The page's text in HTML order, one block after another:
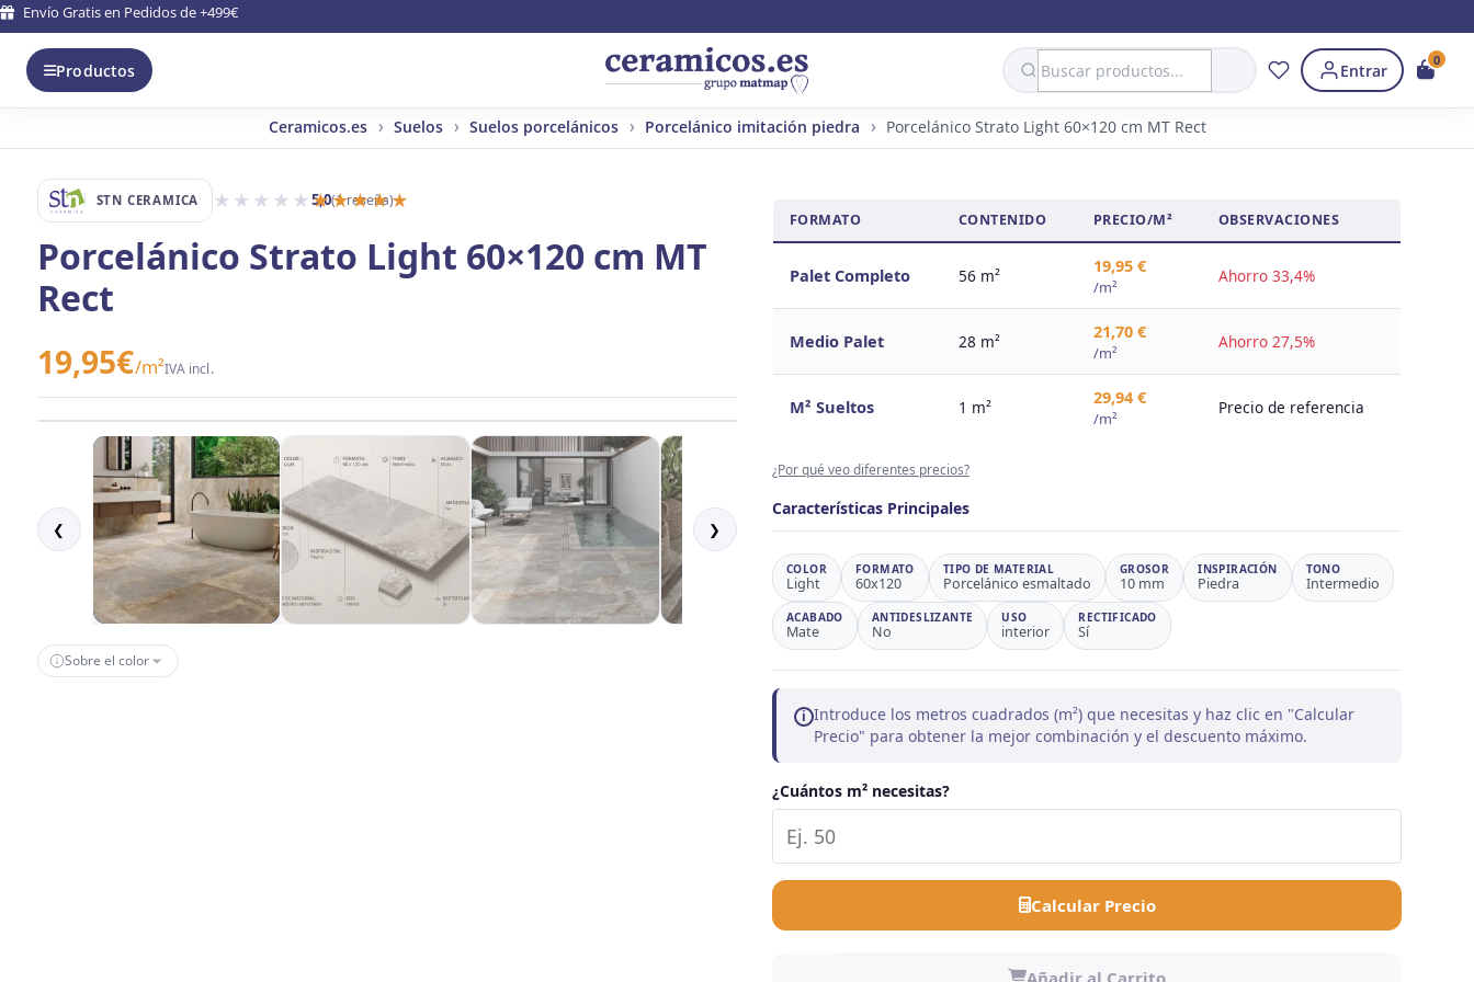
Envío Gratis en Pedidos de +499€
Productos Search Entrar
0
Ceramicos.es Suelos Suelos porcelánicos Porcelánico imitación piedra Porcelánico Strato Light 60×120 cm MT Rect
STN CERAMICA ★★★★★★★★★★
5,0(1 reseña)
Porcelánico Strato Light 60×120 cm MT
Rect
19,95€/m²IVA incl.
❮ ❯
Sobre el color
FORMATO CONTENIDO PRECIO/M² OBSERVACIONES
Palet Completo 56 m² 19,95 €
/m²
Ahorro 33,4%
Medio Palet 28 m² 21,70 €
/m²
Ahorro 27,5%
M² Sueltos 1 m² 29,94 €
/m²
Precio de referencia
¿Por qué veo diferentes precios?
Características Principales
COLOR
Light
FORMATO
60x120
TIPO DE MATERIAL
Porcelánico esmaltado
GROSOR
10 mm
INSPIRACIÓN
Piedra
TONO
Intermedio
ACABADO
Mate
ANTIDESLIZANTE
No
USO
interior
RECTIFICADO
Sí
i Introduce los metros cuadrados (m²) que necesitas y haz clic en "Calcular
Precio" para obtener la mejor combinación y el descuento máximo.
¿Cuántos m² necesitas?
Calcular Precio
Añadir al Carrito